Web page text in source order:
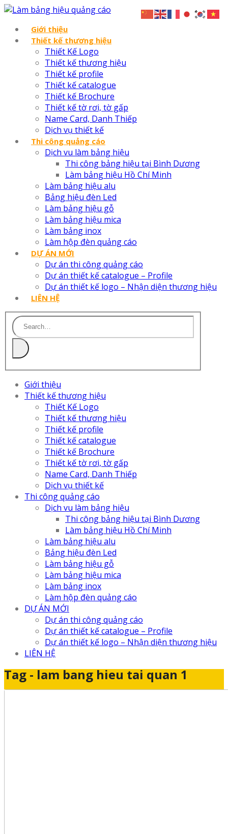
Giới thiệu
Thiết kế thương hiệu
Thiết Kế Logo
Thiết kế thương hiệu
Thiết kế profile
Thiết kế catalogue
Thiết kế Brochure
Thiết kế tờ rơi, tờ gấp
Name Card, Danh Thiếp
Dịch vụ thiết kế
Thi công quảng cáo
Dịch vu làm bảng hiệu
Thi công bảng hiệu tại Bình Dương
Làm bảng hiệu Hồ Chí Minh
Làm bảng hiệu alu
Bảng hiệu đèn Led
Làm bảng hiệu gỗ
Làm bảng hiệu mica
Làm bảng inox
Làm hộp đèn quảng cáo
DỰ ÁN MỚI
Dự án thi công quảng cáo
Dự án thiết kế catalogue – Profile
Dự án thiết kế logo – Nhận diện thương hiệu
LIÊN HỆ
Giới thiệu
Thiết kế thương hiệu
Thiết Kế Logo
Thiết kế thương hiệu
Thiết kế profile
Thiết kế catalogue
Thiết kế Brochure
Thiết kế tờ rơi, tờ gấp
Name Card, Danh Thiếp
Dịch vụ thiết kế
Thi công quảng cáo
Dịch vu làm bảng hiệu
Thi công bảng hiệu tại Bình Dương
Làm bảng hiệu Hồ Chí Minh
Làm bảng hiệu alu
Bảng hiệu đèn Led
Làm bảng hiệu gỗ
Làm bảng hiệu mica
Làm bảng inox
Làm hộp đèn quảng cáo
DỰ ÁN MỚI
Dự án thi công quảng cáo
Dự án thiết kế catalogue – Profile
Dự án thiết kế logo – Nhận diện thương hiệu
LIÊN HỆ
Tag - lam bang hieu tai quan 1